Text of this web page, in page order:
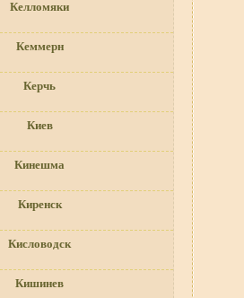
Келломяки
Кеммерн
Керчь
Киев
Кинешма
Киренск
Кисловодск
Кишинев